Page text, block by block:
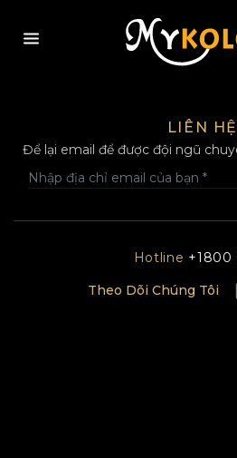
LIÊN HỆ
Để lại email để được đội ngũ
Hotline +1800
Theo Dõi Chúng Tôi